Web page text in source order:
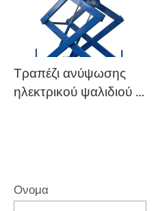
Τραπέζι ανύψωσης
ηλεκτρικού ψαλιδιού 3
Ονομα